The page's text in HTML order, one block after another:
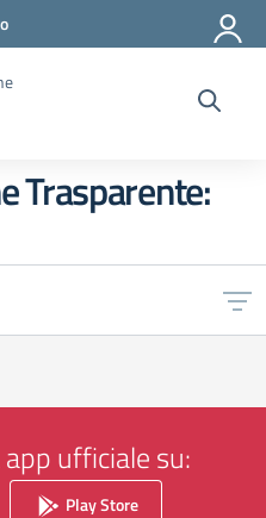
strumenti
Trasparente:
ufficiale su:
Play Store